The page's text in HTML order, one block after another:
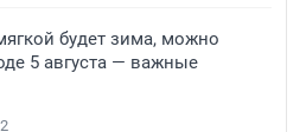
будет зима, можно
5 августа — важные